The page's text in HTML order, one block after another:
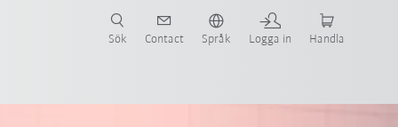
Sök Contact Språk Logga in Handla